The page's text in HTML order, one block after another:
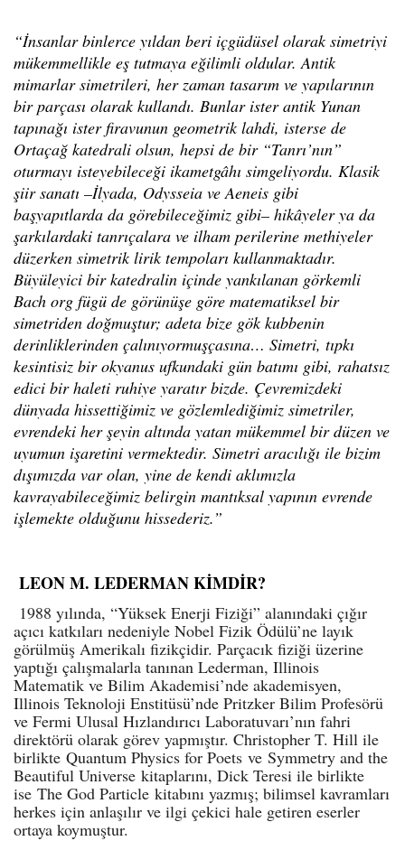
“İnsanlar binlerce yıldan beri içgüdüsel olarak simetriyi
mükemmellikle eş tutmaya eğilimli oldular. Antik
mimarlar simetrileri, her zaman tasarım ve yapılarının
bir parçası olarak kullandı. Bunlar ister antik Yunan
tapınağı ister firavunun geometrik lahdi, isterse de
Ortaçağ katedrali olsun, hepsi de bir “Tanrı’nın”
oturmayı isteyebileceği ikametgâhı simgeliyordu. Klasik
şiir sanatı –İlyada, Odysseia ve Aeneis gibi
başyapıtlarda da görebileceğimiz gibi– hikâyeler ya da
şarkılardaki tanrıçalara ve ilham perilerine methiyeler
düzerken simetrik lirik tempoları kullanmaktadır.
Büyüleyici bir katedralin içinde yankılanan görkemli
Bach org fügü de görünüşe göre matematiksel bir
simetriden doğmuştur; adeta bize gök kubbenin
derinliklerinden çalınıyormuşçasına… Simetri, tıpkı
kesintisiz bir okyanus ufkundaki gün batımı gibi, rahatsız
edici bir haleti ruhiye yaratır bizde. Çevremizdeki
dünyada hissettiğimiz ve gözlemlediğimiz simetriler,
evrendeki her şeyin altında yatan mükemmel bir düzen ve
uyumun işaretini vermektedir. Simetri aracılığı ile bizim
dışımızda var olan, yine de kendi aklımızla
kavrayabileceğimiz belirgin mantıksal yapının evrende
işlemekte olduğunu hissederiz.”
LEON M. LEDERMAN KİMDİR?
1988 yılında, “Yüksek Enerji Fiziği” alanındaki çığır
açıcı katkıları nedeniyle Nobel Fizik Ödülü’ne layık
görülmüş Amerikalı fizikçidir. Parçacık fiziği üzerine
yaptığı çalışmalarla tanınan Lederman, Illinois
Matematik ve Bilim Akademisi’nde akademisyen,
Illinois Teknoloji Enstitüsü’nde Pritzker Bilim Profesörü
ve Fermi Ulusal Hızlandırıcı Laboratuvarı’nın fahri
direktörü olarak görev yapmıştır. Christopher T. Hill ile
birlikte Quantum Physics for Poets ve Symmetry and the
Beautiful Universe kitaplarını, Dick Teresi ile birlikte
ise The God Particle kitabını yazmış; bilimsel kavramları
herkes için anlaşılır ve ilgi çekici hale getiren eserler
ortaya koymuştur.